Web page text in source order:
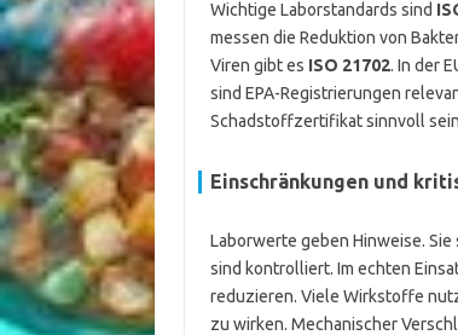
Wichtige Laborstandards sind
messen die Reduktion von
Viren gibt es ISO 21702. In der
sind EPA-Registrierungen
Schadstoffzertifikat sinnvoll
Einschränkungen und
Laborwerte geben Hinweise.
sind kontrolliert. Im echten
reduzieren. Viele Wirkstoffe
zu wirken. Mechanischer